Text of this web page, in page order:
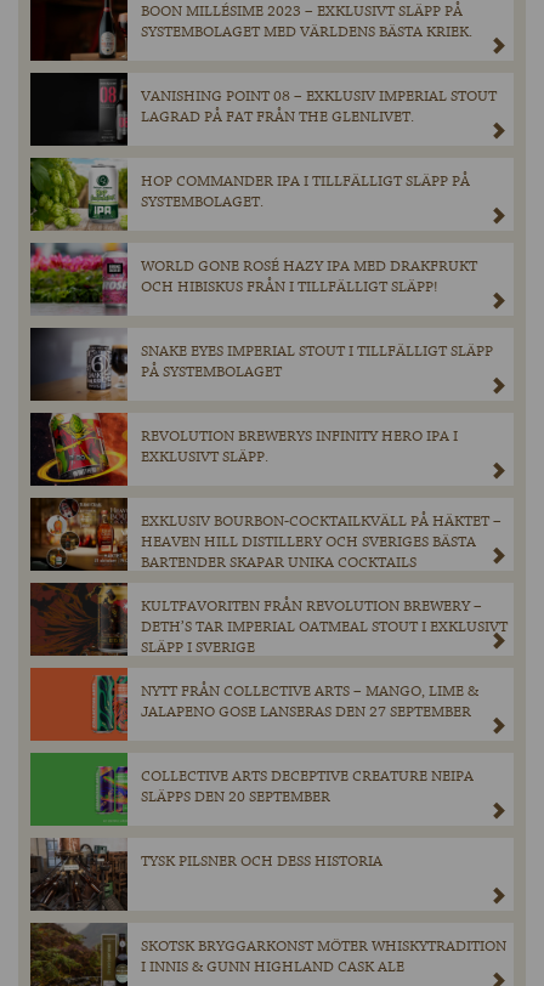
BOON MILLÉSIME 2023 – EXKLUSIVT SLÄPP PÅ
SYSTEMBOLAGET MED VÄRLDENS BÄSTA KRIEK.
VANISHING POINT 08 – EXKLUSIV IMPERIAL STOUT
LAGRAD PÅ FAT FRÅN THE GLENLIVET.
HOP COMMANDER IPA I TILLFÄLLIGT SLÄPP PÅ
SYSTEMBOLAGET.
WORLD GONE ROSÉ HAZY IPA MED DRAKFRUKT
OCH HIBISKUS FRÅN I TILLFÄLLIGT SLÄPP!
SNAKE EYES IMPERIAL STOUT I TILLFÄLLIGT SLÄPP
PÅ SYSTEMBOLAGET
REVOLUTION BREWERYS INFINITY HERO IPA I
EXKLUSIVT SLÄPP.
EXKLUSIV BOURBON-COCKTAILKVÄLL PÅ HÄKTET –
HEAVEN HILL DISTILLERY OCH SVERIGES BÄSTA
BARTENDER SKAPAR UNIKA COCKTAILS
KULTFAVORITEN FRÅN REVOLUTION BREWERY –
DETH’S TAR IMPERIAL OATMEAL STOUT I EXKLUSIVT
SLÄPP I SVERIGE
NYTT FRÅN COLLECTIVE ARTS – MANGO, LIME &
JALAPENO GOSE LANSERAS DEN 27 SEPTEMBER
COLLECTIVE ARTS DECEPTIVE CREATURE NEIPA
SLÄPPS DEN 20 SEPTEMBER
TYSK PILSNER OCH DESS HISTORIA
SKOTSK BRYGGARKONST MÖTER WHISKYTRADITION
I INNIS & GUNN HIGHLAND CASK ALE